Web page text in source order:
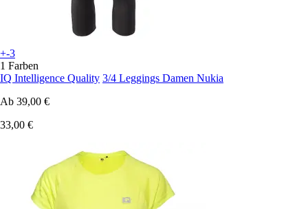
+-3
1 Farben
IQ Intelligence Quality 3/4 Leggings Damen Nukia
Ab 39,00 €
33,00 €